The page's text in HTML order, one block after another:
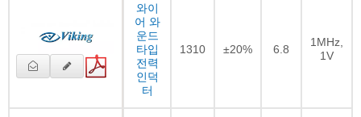
와이
어 와
운드
타입
전력
인덕
터
1310 ±20% 6.8
1MHz,
1V